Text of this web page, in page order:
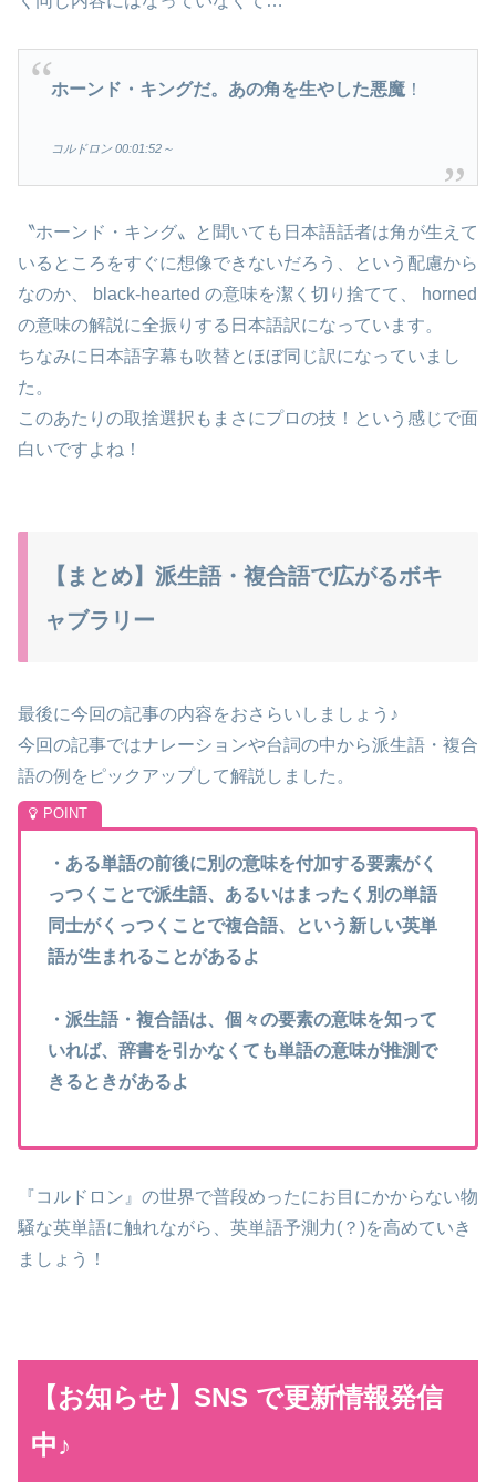
ホーンド・キングだ。あの角を生やした悪魔！
コルドロン 00:01:52～
〝ホーンド・キング〟と聞いても日本語話者は角が生えて
いるところをすぐに想像できないだろう、という配慮から
なのか、 black-hearted の意味を潔く切り捨てて、 horned
の意味の解説に全振りする日本語訳になっています。
ちなみに日本語字幕も吹替とほぼ同じ訳になっていまし
た。
このあたりの取捨選択もまさにプロの技！という感じで面
白いですよね！
【まとめ】派生語・複合語で広がるボキ
ャブラリー
最後に今回の記事の内容をおさらいしましょう♪
今回の記事ではナレーションや台詞の中から派生語・複合
語の例をピックアップして解説しました。
・ある単語の前後に別の意味を付加する要素がく
っつくことで派生語、あるいはまったく別の単語
同士がくっつくことで複合語、という新しい英単
語が生まれることがあるよ
・派生語・複合語は、個々の要素の意味を知って
いれば、辞書を引かなくても単語の意味が推測で
きるときがあるよ
『コルドロン』の世界で普段めったにお目にかからない物
騒な英単語に触れながら、英単語予測力(？)を高めていき
ましょう！
【お知らせ】SNS で更新情報発信
中♪